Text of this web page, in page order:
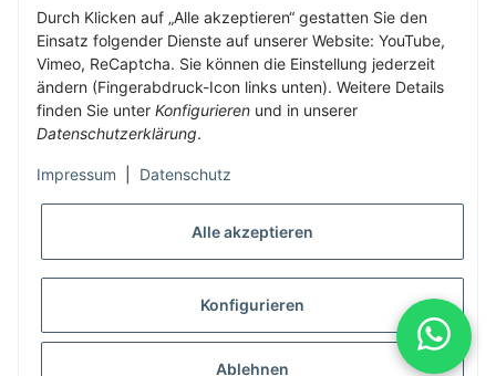
Inh.Herbert Schinnerl
Kirchdorf am Inn 5
4982 Kirchdorf am Inn
info@herbis-anglerladen.at
Alle Preise inklusive gesetzlicher Mwst., exklusive Versand- &
Servicekosten
Durch Klicken auf „Alle akzeptieren“ gestatten Sie den
Einsatz folgender Dienste auf unserer Website: YouTube,
Vimeo, ReCaptcha. Sie können die Einstellung jederzeit
ändern (Fingerabdruck-Icon links unten). Weitere Details
finden Sie unter Konfigurieren und in unserer
Datenschutzerklärung.
Impressum Datenschutz
Alle akzeptieren
Konfigurieren
Ablehnen